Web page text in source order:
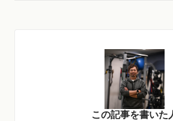
この記事を書いた